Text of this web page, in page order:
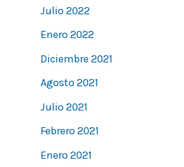
Julio 2022
Enero 2022
Diciembre 2021
Agosto 2021
Julio 2021
Febrero 2021
Enero 2021